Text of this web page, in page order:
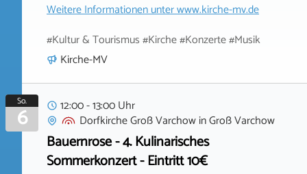
Weitere Informationen unterwww.kirche-mv.de
#Kultur & Tourismus #Kirche #Konzerte #Musik
Kirche-MV
So.
6
12:00 - 13:00 Uhr
Dorfkirche Groß VarchowinGroß Varchow
Bauernrose - 4. Kulinarisches
Sommerkonzert - Eintritt 10€